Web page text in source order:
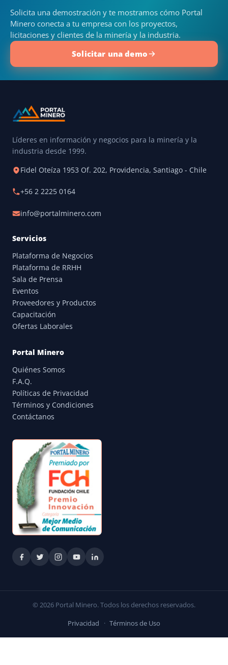
Solicita una demostración y te mostramos cómo Portal
Minero conecta a tu empresa con los proyectos,
licitaciones y clientes de la minería y la industria.
Solicitar una demo
Líderes en información y negocios para la minería y la
industria desde 1999.
Fidel Oteíza 1953 Of. 202, Providencia, Santiago - Chile
+56 2 2225 0164
info@portalminero.com
Servicios
Plataforma de Negocios
Plataforma de RRHH
Sala de Prensa
Eventos
Proveedores y Productos
Capacitación
Ofertas Laborales
Portal Minero
Quiénes Somos
F.A.Q.
Políticas de Privacidad
Términos y Condiciones
Contáctanos
© 2026 Portal Minero. Todos los derechos reservados.
Privacidad · Términos de Uso